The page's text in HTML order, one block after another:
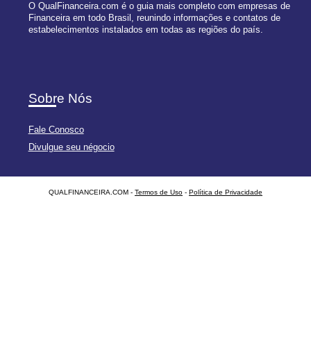
O QualFinanceira.com é o guia mais completo com empresas de
Financeira em todo Brasil, reunindo informações e contatos de
estabelecimentos instalados em todas as regiões do país.
Sobre Nós
Fale Conosco
Divulgue seu négocio
QUALFINANCEIRA.COM - Termos de Uso - Política de Privacidade